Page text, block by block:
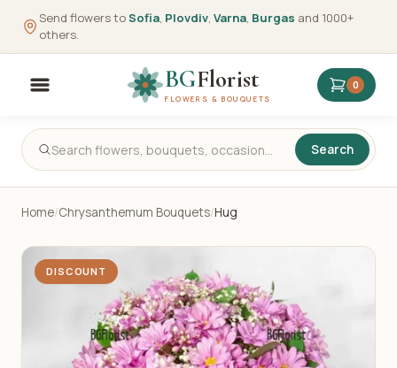
Send flowers toSofia, Plovdiv, Varna, Burgas and 1000+
others.
BGFlorist
FLOWERS & BOUQUETS
0
Search
Home/Chrysanthemum Bouquets/Hug
DISCOUNT